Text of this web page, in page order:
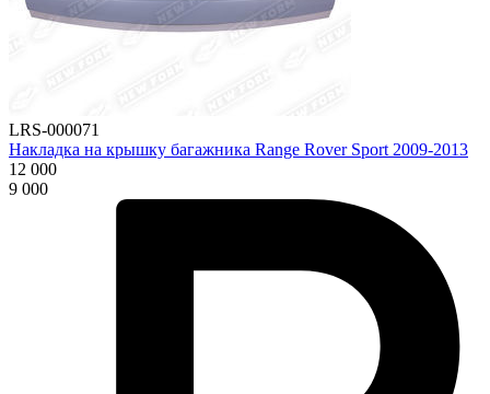
LRS-000071
Накладка на крышку багажника Range Rover Sport 2009-2013
12 000
9 000